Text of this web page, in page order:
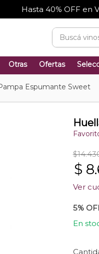
Hasta 40% OFF en
Otras Ofertas
Espumante Sweet
$
Ver
5%
En